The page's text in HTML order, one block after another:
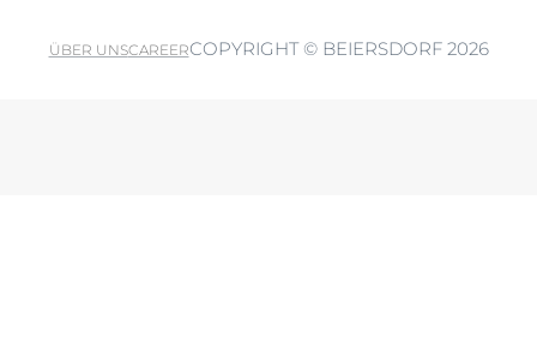
ÜBER UNSCAREERCOPYRIGHT © BEIERSDORF 2026